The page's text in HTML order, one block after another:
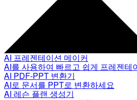
AI 프레젠테이션 메이커
AI를 사용하여 빠르고 쉽게 프레젠테
AI PDF-PPT 변환기
AI로 문서를 PPT로 변환하세요
AI 레슨 플랜 생성기